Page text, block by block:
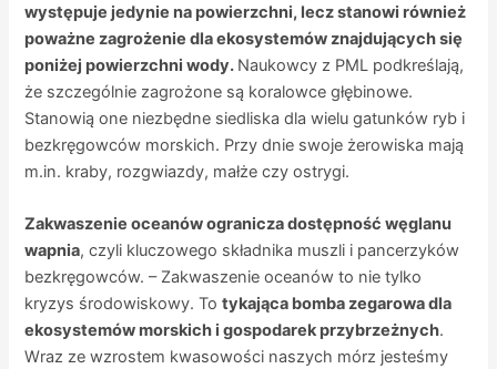
występuje jedynie na powierzchni, lecz stanowi również
poważne zagrożenie dla ekosystemów znajdujących się
poniżej powierzchni wody. Naukowcy z PML podkreślają,
że szczególnie zagrożone są koralowce głębinowe.
Stanowią one niezbędne siedliska dla wielu gatunków ryb i
bezkręgowców morskich. Przy dnie swoje żerowiska mają
m.in. kraby, rozgwiazdy, małże czy ostrygi.
Zakwaszenie oceanów ogranicza dostępność węglanu
wapnia, czyli kluczowego składnika muszli i pancerzyków
bezkręgowców. – Zakwaszenie oceanów to nie tylko
kryzys środowiskowy. Totykająca bomba zegarowa dla
ekosystemów morskich i gospodarek przybrzeżnych.
Wraz ze wzrostem kwasowości naszych mórz jesteśmy